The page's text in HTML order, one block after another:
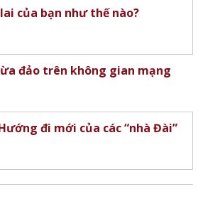
của bạn như thế nào?
đảo trên không gian mạng
đi mới của các “nhà Đài”